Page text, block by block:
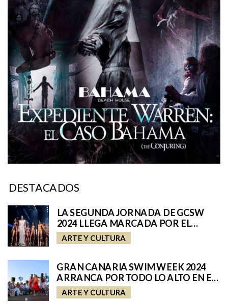
DESTACADOS
LA SEGUNDA JORNADA DE GCSW
2024 LLEGA MARCADA POR EL
TALENTO CANARIO
ARTE Y CULTURA
GRAN CANARIA SWIM WEEK 2024
ARRANCA POR TODO LO ALTO EN EL
PUERTO DEPORTIVO PASITO
BLANCO
ARTE Y CULTURA